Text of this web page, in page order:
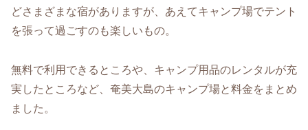
どさまざまな宿がありますが、あえてキャンプ場でテント
を張って過ごすのも楽しいもの。
無料で利用できるところや、キャンプ用品のレンタルが充
実したところなど、奄美大島のキャンプ場と料金をまとめ
ました。